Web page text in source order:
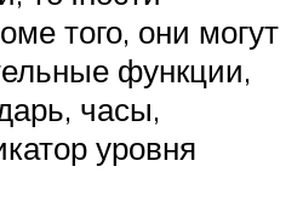
того, они могут
функции,
часы,
уровня